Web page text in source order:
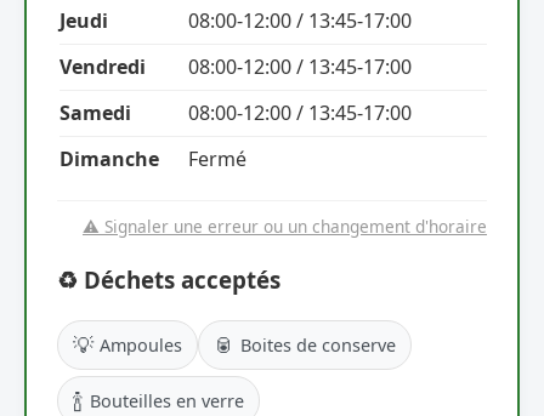
Jeudi
08:00-12:00 / 13:45-17:00
Vendredi
08:00-12:00 / 13:45-17:00
Samedi
08:00-12:00 / 13:45-17:00
Dimanche
Fermé
⚠️ Signaler une erreur ou un changement d'horaire
♻️ Déchets acceptés
💡 Ampoules 🥫 Boites de conserve
🍾 Bouteilles en verre